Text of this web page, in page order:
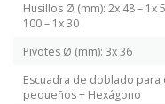
Husillos Ø (mm): 2x 48 – 1x
100 – 1x 30
Pivotes Ø (mm): 3x 36
Escuadra de doblado
pequeños + Hexágono